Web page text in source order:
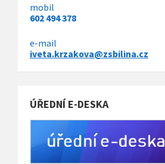
mobil
602 494 378
e-mail
iveta.krzakova@zsbilina.cz
ÚŘEDNÍ E-DESKA